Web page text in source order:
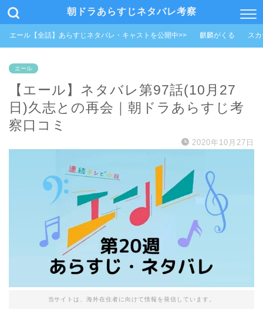
朝ドラあらすじネタバレ考察
エール【全話】あらすじネタバレ・キャストを公開中>> 麒麟がくる ス
エール
【エール】ネタバレ第97話(10月27
日)久志との再会｜朝ドラあらすじ考
察口コミ
2020年10月27日
当サイトは、海外在住者に向けて情報を発信しています。